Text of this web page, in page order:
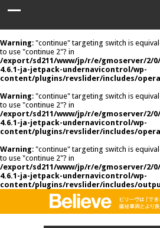
Warning: "continue" targeting switch is
to use "continue 2"? in
/export/sd211/www/jp/r/e/gmoserver/2/
4.6.1-ja-jetpack-undernavicontrol/wp-
content/plugins/revslider/includes/
Warning: "continue" targeting switch is
to use "continue 2"? in
/export/sd211/www/jp/r/e/gmoserver/2/
4.6.1-ja-jetpack-undernavicontrol/wp-
content/plugins/revslider/includes/
Warning: "continue" targeting switch is
to use "continue 2"? in
/export/sd211/www/jp/r/e/gmoserver/2/
4.6.1-ja-jetpack-undernavicontrol/wp-
content/plugins/revslider/includes/